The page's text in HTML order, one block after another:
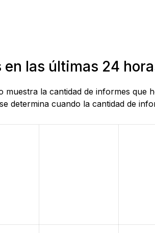
en las últimas 24
muestra la cantidad de informes que
determina cuando la cantidad de